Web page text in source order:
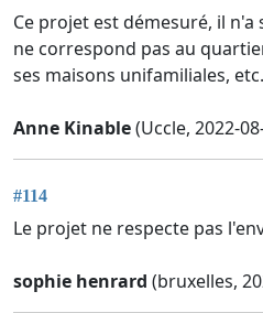
Ce projet est démesuré, il
ne correspond pas au
ses maisons unifamiliales,
Anne Kinable(Uccle, 2022-
#114
Le projet ne respecte pas
sophie henrard (bruxelles,